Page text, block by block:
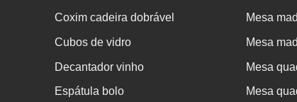
Coxim cadeira dobrável
Cubos de vidro
Decantador vinho
Espátula bolo
Mesa
Mesa
Mesa
Mesa